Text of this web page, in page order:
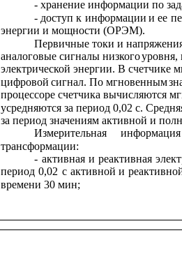
- хранение информации по
- доступ к информации и ее
энергии и мощности (ОРЭМ).
Первичные токи и
аналоговые сигналы низкогоуровня,
электрической энергии. В счетчике
цифровой сигнал. По мгновенным
процессоре счетчика вычисляются
усредняются за период 0,02 с.
за период значениям активной и
Измерительная
информация
трансформации:
- активная и реактивная
период 0,02 с активной и
времени 30 мин;